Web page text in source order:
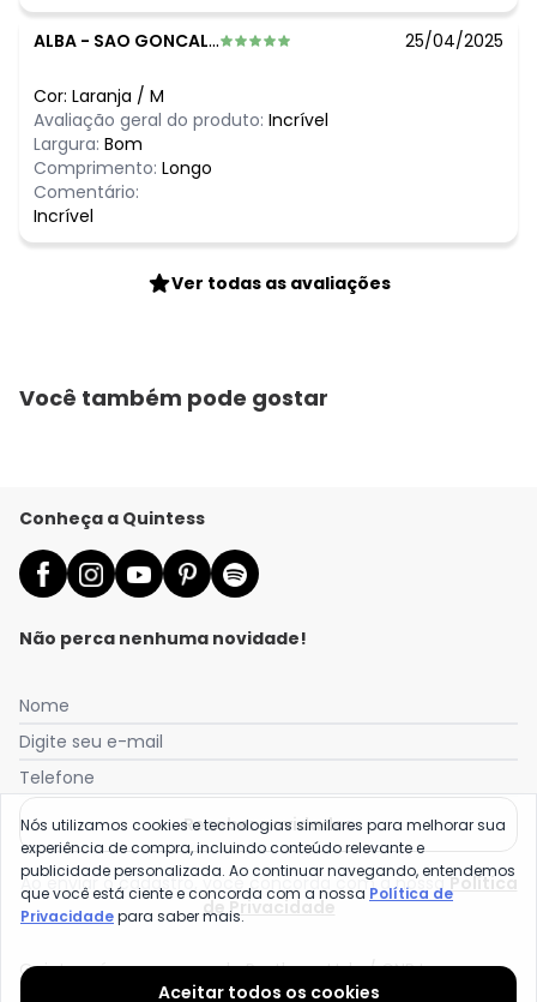
ALBA - SAO GONCALO - RJ 25/04/2025
Cor: Laranja / M
Avaliação geral do produto: Incrível
Largura: Bom
Comprimento: Longo
Comentário:
Incrível
Ver todas as avaliações
Você também pode gostar
Conheça a Quintess
Não perca nenhuma novidade!
Nome
Digite seu e-mail
Telefone
Receber novidades
Ao enviar o cadastro, você concorda com a nossa Política
de Privacidade
Quintess é uma marca da Posthaus Ltda / CNPJ:
80.462.138/0001-41
Nós utilizamos cookies e tecnologias similares para melhorar sua
experiência de compra, incluindo conteúdo relevante e
publicidade personalizada. Ao continuar navegando, entendemos
que você está ciente e concorda com a nossa Política de
Privacidadepara saber mais.
Aceitar todos os cookies